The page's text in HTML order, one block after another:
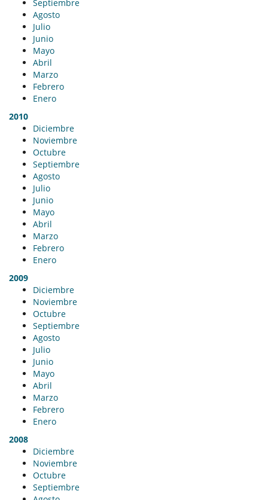
Septiembre
Agosto
Julio
Junio
Mayo
Abril
Marzo
Febrero
Enero
2010
Diciembre
Noviembre
Octubre
Septiembre
Agosto
Julio
Junio
Mayo
Abril
Marzo
Febrero
Enero
2009
Diciembre
Noviembre
Octubre
Septiembre
Agosto
Julio
Junio
Mayo
Abril
Marzo
Febrero
Enero
2008
Diciembre
Noviembre
Octubre
Septiembre